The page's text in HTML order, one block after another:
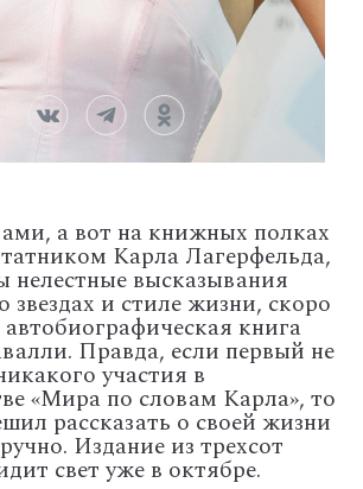
а вот на книжных полках
Карла Лагерфельда,
нелестные высказывания
звездах и стиле жизни, скоро
книга
Правда, если первый не
участия в
«Мира по словам Карла», то
рассказать о своей жизни
Издание из трехсот
свет уже в октябре.